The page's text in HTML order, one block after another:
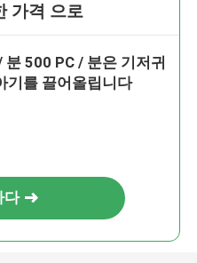
가격 으로
기저귀
기를 끌어올립니다
다